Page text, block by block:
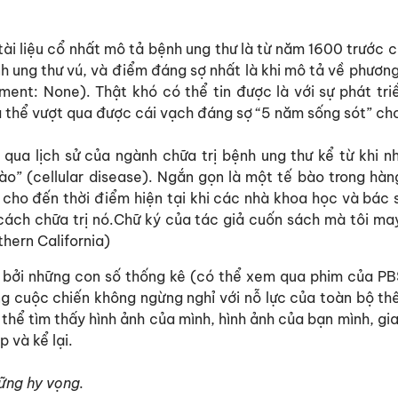
liệu cổ nhất mô tả bệnh ung thư là từ năm 1600 trước
ung thư vú, và điểm đáng sợ nhất là khi mô tả về
None). Thật khó có thể tin được là với sự phát
vượt qua được cái vạch đáng sợ “5 năm sống sót”
lịch sử của ngành chữa trị bệnh ung thư kể từ khi
(cellular disease). Ngắn gọn là một tế bào trong
đến thời điểm hiện tại khi các nhà khoa học và
chữa trị nó.Chữ ký của tác giả cuốn sách mà tôi
California)
những con số thống kê (có thể xem qua phim của
cuộc chiến không ngừng nghỉ với nỗ lực của toàn bộ
tìm thấy hình ảnh của mình, hình ảnh của bạn mình,
và kể lại.
hy vọng.